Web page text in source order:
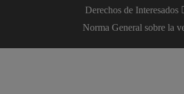
Derechos de Interesados
Norma General sobre la